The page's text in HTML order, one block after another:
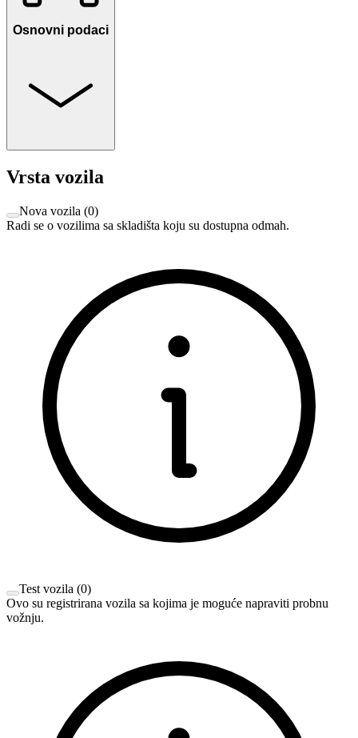
Osnovni podaci
Vrsta vozila
Nova vozila (0)
Radi se o vozilima sa skladišta koju su dostupna odmah.
Test vozila (0)
Ovo su registrirana vozila sa kojima je moguće napraviti probnu
vožnju.